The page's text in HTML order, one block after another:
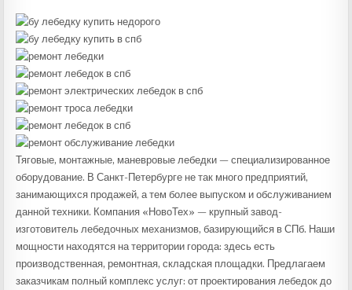
Тяговые, монтажные, маневровые лебедки — специализированное
оборудование. В Санкт-Петербурге не так много предприятий,
занимающихся продажей, а тем более выпуском и обслуживанием
данной техники. Компания «НовоТех» — крупный завод-
изготовитель лебедочных механизмов, базирующийся в СПб. Наши
мощности находятся на территории города: здесь есть
производственная, ремонтная, складская площадки. Предлагаем
заказчикам полный комплекс услуг: от проектирования лебедок до